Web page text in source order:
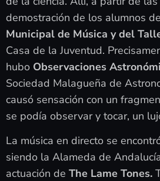
demostración de los alumnos
Municipal de Música y del
Casa de la Juventud.
hubo Observaciones
Sociedad Malagueña de
causó sensación con un
se podía observar y tocar, un
La música en directo se
siendo la Alameda de
actuación de The Lame Tones.